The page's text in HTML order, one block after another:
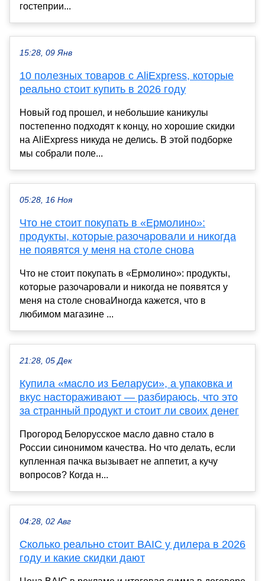
гостеприи...
15:28, 09 Янв
10 полезных товаров с AliExpress, которые
реально стоит купить в 2026 году
Новый год прошел, и небольшие каникулы
постепенно подходят к концу, но хорошие скидки
на AliExpress никуда не делись. В этой подборке
мы собрали поле...
05:28, 16 Ноя
Что не стоит покупать в «Ермолино»:
продукты, которые разочаровали и никогда
не появятся у меня на столе снова
Что не стоит покупать в «Ермолино»: продукты,
которые разочаровали и никогда не появятся у
меня на столе сноваИногда кажется, что в
любимом магазине ...
21:28, 05 Дек
Купила «масло из Беларуси», а упаковка и
вкус настораживают — разбираюсь, что это
за странный продукт и стоит ли своих денег
Прогород Белорусское масло давно стало в
России синонимом качества. Но что делать, если
купленная пачка вызывает не аппетит, а кучу
вопросов? Когда н...
04:28, 02 Авг
Сколько реально стоит BAIC у дилера в 2026
году и какие скидки дают